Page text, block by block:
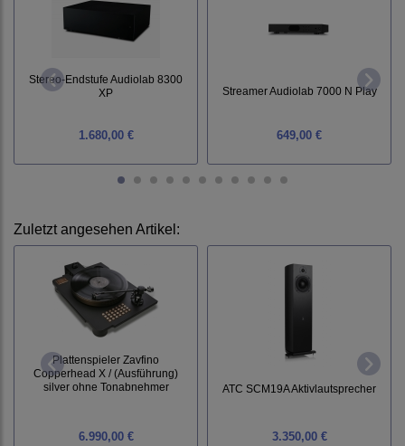
Stereo-Endstufe Audiolab 8300
XP
1.680,00 €
Streamer Audiolab 7000 N Play
649,00 €
Zuletzt angesehen Artikel:
Plattenspieler Zavfino
Copperhead X / (Ausführung)
silver ohne Tonabnehmer
6.990,00 €
ATC SCM19A Aktivlautsprecher
3.350,00 €